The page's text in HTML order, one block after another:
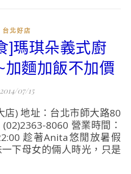
台北好店
]瑪琪朵義式廚
加麵加飯不加價
2014/07/15
8060 營業時間：
趁著Anita悠閒放暑假
下母女的倆人時光，只是